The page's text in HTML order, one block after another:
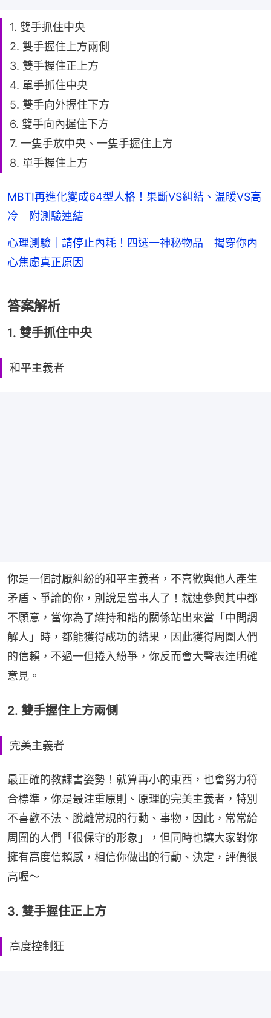
1. 雙手抓住中央
2. 雙手握住上方兩側
3. 雙手握住正上方
4. 單手抓住中央
5. 雙手向外握住下方
6. 雙手向內握住下方
7. 一隻手放中央、一隻手握住上方
8. 單手握住上方
MBTI再進化變成64型人格！果斷VS糾結、温暖VS高
冷 附測驗連結
心理測驗｜請停止內耗！四選一神秘物品 揭穿你內
心焦慮真正原因
答案解析
1. 雙手抓住中央
和平主義者
你是一個討厭糾紛的和平主義者，不喜歡與他人產生
矛盾、爭論的你，別說是當事人了！就連參與其中都
不願意，當你為了維持和諧的關係站出來當「中間調
解人」時，都能獲得成功的結果，因此獲得周圍人們
的信賴，不過一但捲入紛爭，你反而會大聲表達明確
意見。
2. 雙手握住上方兩側
完美主義者
最正確的教課書姿勢！就算再小的東西，也會努力符
合標準，你是最注重原則、原理的完美主義者，特別
不喜歡不法、脫離常規的行動、事物，因此，常常給
周圍的人們「很保守的形象」，但同時也讓大家對你
擁有高度信賴感，相信你做出的行動、決定，評價很
高喔～
3. 雙手握住正上方
高度控制狂